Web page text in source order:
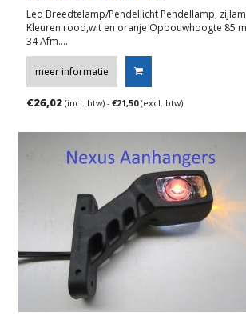
Led Breedtelamp/Pendellicht Pendellamp,
Kleuren rood,wit en oranje Opbouwhoogte 85
34 Afm….
meer informatie
€26,02 (incl. btw) - €21,50(excl. btw)